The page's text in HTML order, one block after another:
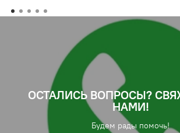
ОСТАЛИСЬ ВОПРОСЫ?
НАМИ!
Будем рады помочь!